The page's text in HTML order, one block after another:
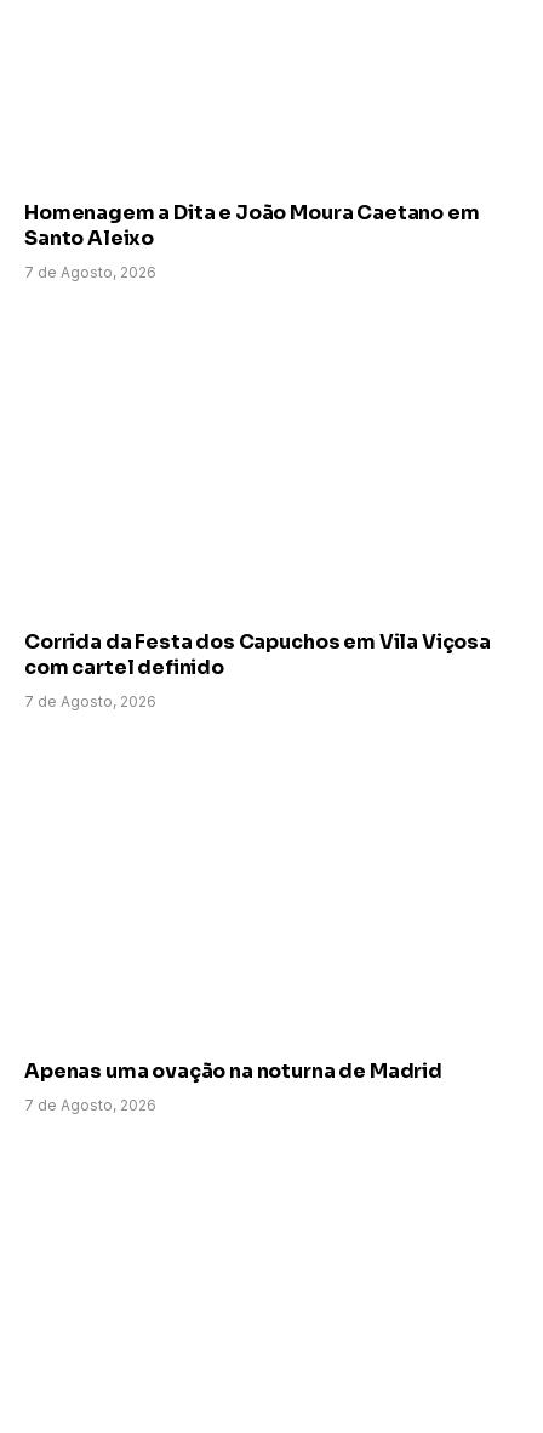
Homenagem a Dita e João Moura Caetano em
Santo Aleixo
7 de Agosto, 2026
Corrida da Festa dos Capuchos em Vila Viçosa
com cartel definido
7 de Agosto, 2026
Apenas uma ovação na noturna de Madrid
7 de Agosto, 2026